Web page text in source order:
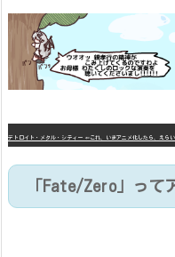
「Fate/Zero」って